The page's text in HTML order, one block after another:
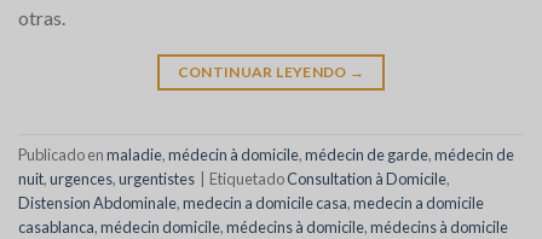
otras.
CONTINUAR LEYENDO →
Publicado enmaladie,médecin à domicile,médecin de garde,médecin de
nuit,urgences,urgentistes Etiquetado‎Consultation à Domicile,
Distension Abdominale,medecin a domicile casa,medecin a domicile
casablanca,médecin domicile,médecins à domicile,médecins à domicile